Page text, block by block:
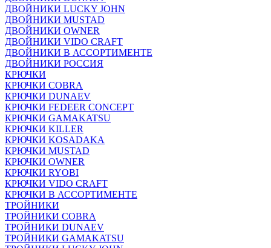
ДВОЙНИКИ LUCKY JOHN
ДВОЙНИКИ MUSTAD
ДВОЙНИКИ OWNER
ДВОЙНИКИ VIDO CRAFT
ДВОЙНИКИ В АССОРТИМЕНТЕ
ДВОЙНИКИ РОССИЯ
КРЮЧКИ
КРЮЧКИ COBRA
КРЮЧКИ DUNAEV
КРЮЧКИ FEDEER CONCEPT
КРЮЧКИ GAMAKATSU
КРЮЧКИ KILLER
КРЮЧКИ KOSADAKA
КРЮЧКИ MUSTAD
КРЮЧКИ OWNER
КРЮЧКИ RYOBI
КРЮЧКИ VIDO CRAFT
КРЮЧКИ В АССОРТИМЕНТЕ
ТРОЙНИКИ
ТРОЙНИКИ COBRA
ТРОЙНИКИ DUNAEV
ТРОЙНИКИ GAMAKATSU